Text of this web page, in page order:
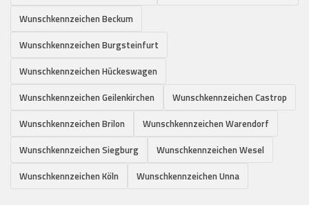
Wunschkennzeichen Beckum
Wunschkennzeichen Burgsteinfurt
Wunschkennzeichen Hückeswagen
Wunschkennzeichen Geilenkirchen
Wunschkennzeichen Castrop
Wunschkennzeichen Brilon
Wunschkennzeichen Warendorf
Wunschkennzeichen Siegburg
Wunschkennzeichen Wesel
Wunschkennzeichen Köln
Wunschkennzeichen Unna